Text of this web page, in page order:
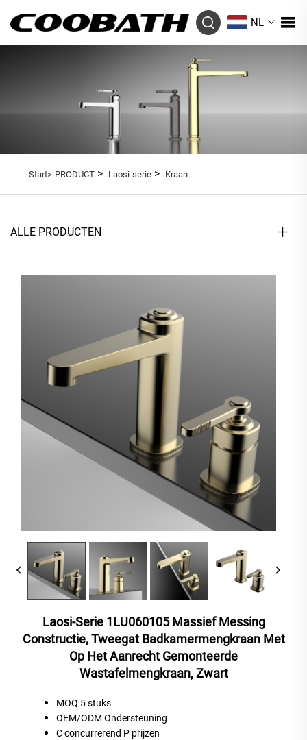
NL
Start> PRODUCT> Laosi-serie> Kraan
ALLE PRODUCTEN
Laosi-Serie 1LU060105 Massief Messing
Constructie, Tweegat Badkamermengkraan Met
Op Het Aanrecht Gemonteerde
Wastafelmengkraan, Zwart
MOQ 5 stuks
OEM/ODM Ondersteuning
Cconcurrerend P prijzen